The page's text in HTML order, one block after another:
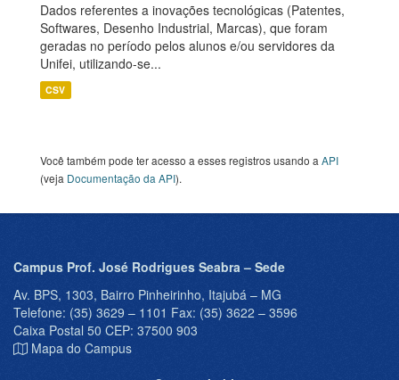
Dados referentes a inovações tecnológicas (Patentes,
Softwares, Desenho Industrial, Marcas), que foram
geradas no período pelos alunos e/ou servidores da
Unifei, utilizando-se...
CSV
Você também pode ter acesso a esses registros usando a API
(veja Documentação da API).
Campus Prof. José Rodrigues Seabra – Sede
Av. BPS, 1303, Bairro Pinheirinho, Itajubá – MG
Telefone: (35) 3629 – 1101 Fax: (35) 3622 – 3596
Caixa Postal 50 CEP: 37500 903
Mapa do Campus